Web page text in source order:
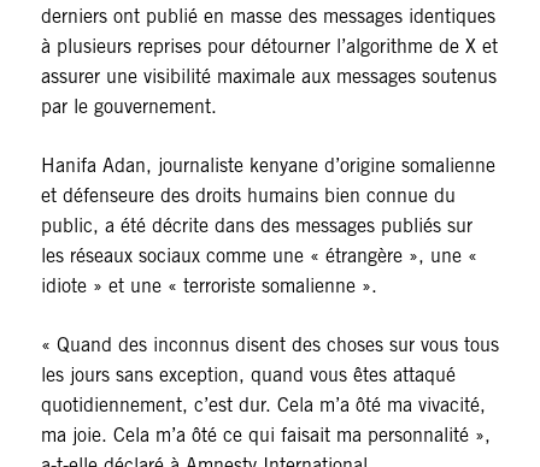
derniers ont publié en masse des messages identiques
à plusieurs reprises pour détourner l’algorithme de X et
assurer une visibilité maximale aux messages soutenus
par le gouvernement.
Hanifa Adan, journaliste kenyane d’origine somalienne
et défenseure des droits humains bien connue du
public, a été décrite dans des messages publiés sur
les réseaux sociaux comme une « étrangère », une «
idiote » et une « terroriste somalienne ».
« Quand des inconnus disent des choses sur vous tous
les jours sans exception, quand vous êtes attaqué
quotidiennement, c’est dur. Cela m’a ôté ma vivacité,
ma joie. Cela m’a ôté ce qui faisait ma personnalité »,